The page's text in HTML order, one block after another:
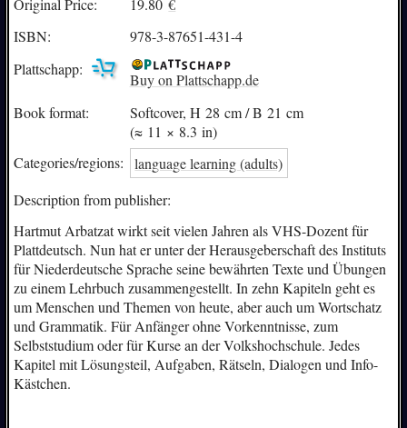
ISBN:
978-3-87651-431-4
Plattschapp:
Buy on Plattschapp.de
Book format:
Softcover, H 28 cm / B 21 cm
(≈ 11 × 8.3 in)
Categories/regions:
language learning (adults)
Description from publisher:
Hartmut Arbatzat wirkt seit vielen Jahren als VHS-Dozent für
Plattdeutsch. Nun hat er unter der Herausgeberschaft des Instituts
für Niederdeutsche Sprache seine bewährten Texte und Übungen
zu einem Lehrbuch zusammengestellt. In zehn Kapiteln geht es
um Menschen und Themen von heute, aber auch um Wortschatz
und Grammatik. Für Anfänger ohne Vorkenntnisse, zum
Selbststudium oder für Kurse an der Volkshochschule. Jedes
Kapitel mit Lösungsteil, Aufgaben, Rätseln, Dialogen und Info-
Kästchen.